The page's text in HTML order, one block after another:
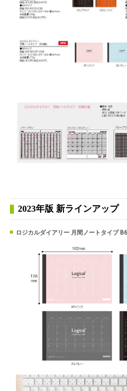
2023年版 新ラインアップ
ロジカルダイアリー 月間ノートタイプ